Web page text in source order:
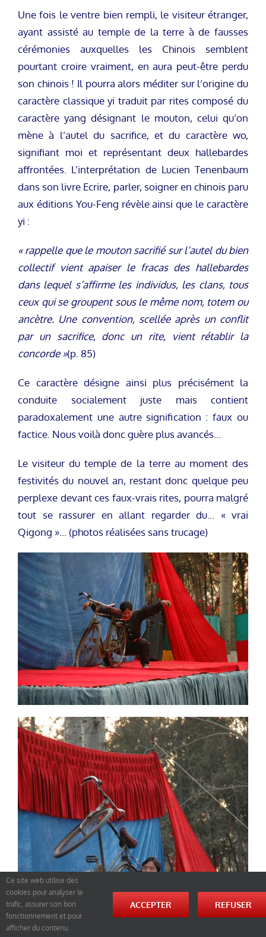
Une fois le ventre bien rempli, le visiteur étranger,
ayant assisté au temple de la terre à de fausses
cérémonies auxquelles les Chinois semblent
pourtant croire vraiment, en aura peut-être perdu
son chinois ! Il pourra alors méditer sur l’origine du
caractère classique yi traduit par rites composé du
caractère yang désignant le mouton, celui qu’on
mène à l’autel du sacrifice, et du caractère wo,
signifiant moi et représentant deux hallebardes
affrontées. L’interprétation de Lucien Tenenbaum
dans son livre Ecrire, parler, soigner en chinois paru
aux éditions You-Feng révèle ainsi que le caractère
yi :
« rappelle que le mouton sacrifié sur l’autel du bien
collectif vient apaiser le fracas des hallebardes
dans lequel s’affirme les individus, les clans, tous
ceux qui se groupent sous le même nom, totem ou
ancètre. Une convention, scellée après un conflit
par un sacrifice, donc un rite, vient rétablir la
concorde »(p. 85)
Ce caractère désigne ainsi plus précisément la
conduite socialement juste mais contient
paradoxalement une autre signification : faux ou
factice. Nous voilà donc guère plus avancés…
Le visiteur du temple de la terre au moment des
festivités du nouvel an, restant donc quelque peu
perplexe devant ces faux-vrais rites, pourra malgré
tout se rassurer en allant regarder du… « vrai
Qigong »… (photos réalisées sans trucage)
Ce site web utilise des
cookies pour analyser le
trafic, assurer son bon
fonctionnement et pour
afficher du contenu.
ACCEPTER REFUSER